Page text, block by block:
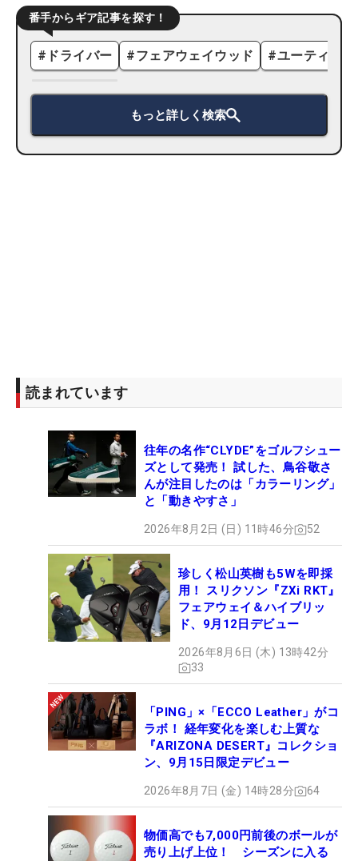
番手からギア記事を探す！
# ドライバー #フェアウェイウッド #ユーティリ
もっと詳しく検索
読まれています
往年の名作“CLYDE”をゴルフシュー
ズとして発売！ 試した、鳥谷敬さ
んが注目したのは「カラーリング」
と「動きやすさ」
2026年8月2日 (日) 11時46分 52
珍しく松山英樹も5Wを即採
用！ スリクソン『ZXi RKT』
フェアウェイ＆ハイブリッ
ド、9月12日デビュー
2026年8月6日 (木) 13時42分
33
「PING」×「ECCO Leather」がコ
ラボ！ 経年変化を楽しむ上質な
『ARIZONA DESERT』コレクショ
ン、9月15日限定デビュー
2026年8月7日 (金) 14時28分 64
物価高でも7,000円前後のボールが
売り上げ上位！ シーズンに入る